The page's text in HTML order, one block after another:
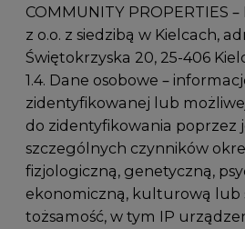
COMMUNITY PROPERTIES –
z o.o. z siedzibą w Kielcach,
Świętokrzyska 20, 25-406
1.4. Dane osobowe –
zidentyfikowanej lub
do zidentyfikowania poprzez
szczególnych czynników
fizjologiczną, genetyczną,
ekonomiczną, kulturową lub
tożsamość, w tym IP